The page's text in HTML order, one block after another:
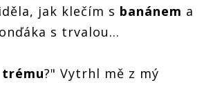
jak klečím s banánem a
s trvalou…
trému?" Vytrhl mě z mý